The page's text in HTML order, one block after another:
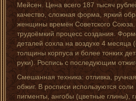
Мейсен. Цена всего 187 тысяч
качество, сложная форма, яркий
женщины времён Советского
трудоёмкий процесс создания.
деталей сохла на воздухе 4 месяца
толщины корпуса и более тонких
руки). Роспись с последующим
Смешанная техника: отливка,
обжиг. В росписи используются
пигменты, ангобы (цветные глины),